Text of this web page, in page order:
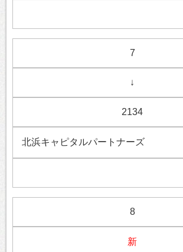
7
↓
2134
北浜キャピタルパートナーズ
8
新